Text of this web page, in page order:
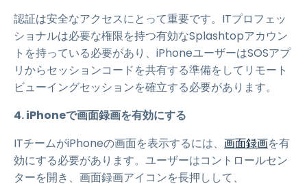
認証は安全なアクセスにとって重要です。ITプロフェッ
ショナルは必要な権限を持つ有効なSplashtopアカウン
トを持っている必要があり、iPhoneユーザーはSOSアプ
リからセッションコードを共有する準備をしてリモート
ビューイングセッションを確立する必要があります。
4. iPhoneで画面録画を有効にする
ITチームがiPhoneの画面を表示するには、 画面録画を有
効にする必要があります。ユーザーはコントロールセン
ターを開き、画面録画アイコンを長押しして、